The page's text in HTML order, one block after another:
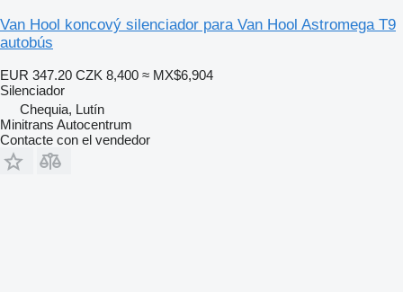
Van Hool koncový silenciador para Van Hool Astromega T9
autobús
EUR 347.20 CZK 8,400 ≈ MX$6,904
Silenciador
Chequia, Lutín
Minitrans Autocentrum
Contacte con el vendedor